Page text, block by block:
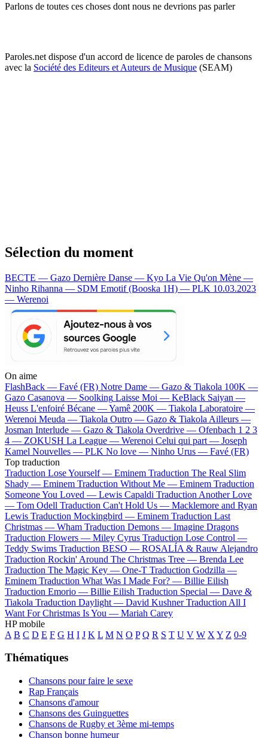
Parlons de toutes ces choses dont nous ne devrions pas parler
Paroles.net dispose d'un accord de licence de paroles de chansons
avec la Société des Editeurs et Auteurs de Musique (SEAM)
Sélection du moment
BECTE — Gazo Dernière Danse — Kyo La Vie Qu'on Mène —
Ninho Rihanna — SDM Emotif (Booska 1H) — PLK 10.03.2023
— Werenoi
On aime
FlashBack — Favé (FR) Notre Dame — Gazo & Tiakola 100K —
Gazo Casanova — Soolking Laisse Moi — KeBlack Saiyan —
Heuss L'enfoiré Bécane —Yamê 200K — Tiakola Laboratoire —
Werenoi Meuda — Tiakola Outro — Gazo & Tiakola Ailleurs —
Josman Interlude — Gazo & Tiakola Overdrive — Ofenbach 1 2 3
4 — ZOKUSH La League — Werenoi Celui qui part — Joseph
Kamel Nouvelles — PLK No love — Ninho Urus — Favé (FR)
Top traduction
Traduction Lose Yourself — Eminem Traduction The Real Slim
Shady — Eminem Traduction Without Me — Eminem Traduction
Someone You Loved — Lewis Capaldi Traduction Another Love
— Tom Odell Traduction Can't Hold Us — Macklemore and Ryan
Lewis Traduction Mockingbird — Eminem Traduction Last
Christmas — Wham Traduction Demons — Imagine Dragons
Traduction Flowers — Miley Cyrus Traduction Lose Control —
Teddy Swims Traduction BESO — ROSALÍA & Rauw Alejandro
Traduction Rockin' Around The Christmas Tree — Brenda Lee
Traduction The Magic Key — One-T Traduction Godzilla —
Eminem Traduction What Was I Made For? — Billie Eilish
Traduction Emorio — Billie Eilish Traduction Special — Dave &
Tiakola Traduction Daylight — David Kushner Traduction All I
Want For Christmas Is You — Mariah Carey
HP mobile
A B C D E F G H I J K L M N O P Q R S T U V W X Y Z 0-9
Thématiques
Chansons pour faire le sexe
Rap Français
Chansons d'amour
Chansons des Guinguettes
Chansons de Rugby et 3ème mi-temps
Chanson bonne humeur